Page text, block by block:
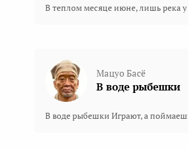
В теплом месяце июне, лишь река
Мацуо Басё
В воде рыбешки
В воде рыбешки Играют, а